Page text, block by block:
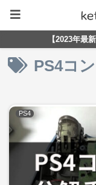
【2023年最
PS4コ
PS4